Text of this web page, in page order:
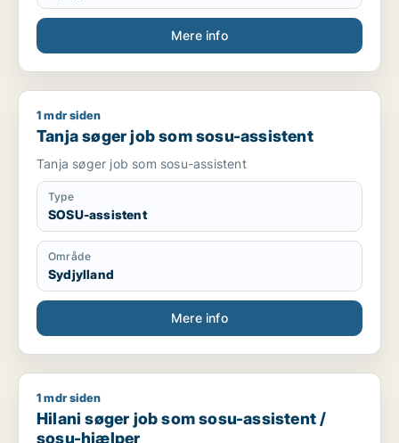
Mere info
Tanja søger job som sosu-assistent
1 mdr siden
Tanja søger job som sosu-assistent
Tanja søger job som sosu-assistent
Type
SOSU-assistent
Område
Sydjylland
Mere info
Hilani søger job som sosu-assistent / sosu-hjælper
1 mdr siden
Hilani søger job som sosu-assistent /
sosu-hjælper